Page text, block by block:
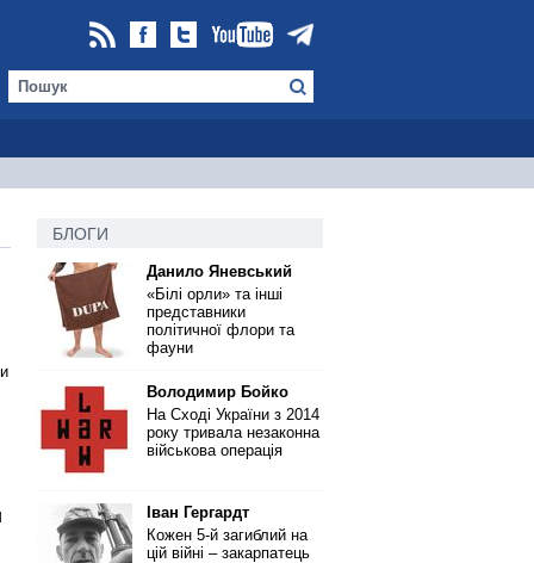
БЛОГИ
Данило Яневський
«Білі орли» та інші
представники
політичної флори та
фауни
Володимир Бойко
На Сході України з 2014
року тривала незаконна
військова операція
Іван Гергардт
Кожен 5-й загиблий на
цій війні – закарпатець